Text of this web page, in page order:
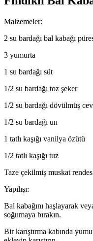
Malzemeler:
2 su bardağı bal kabağı
3 yumurta
1 su bardağı süt
1/2 su bardağı toz şeker
1/2 su bardağı dövülmüş
1/2 su bardağı un
1 tatlı kaşığı vanilya özütü
1/2 tatlı kaşığı tuz
Taze çekilmiş muskat
Yapılışı:
Bal kabağını haşlayarak
soğumaya bırakın.
Bir karıştırma kabında